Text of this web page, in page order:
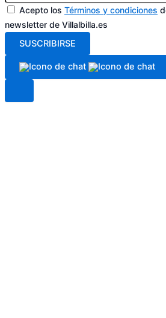
Acepto los Términos y condiciones
newsletter de Villalbilla.es
SUSCRIBIRSE